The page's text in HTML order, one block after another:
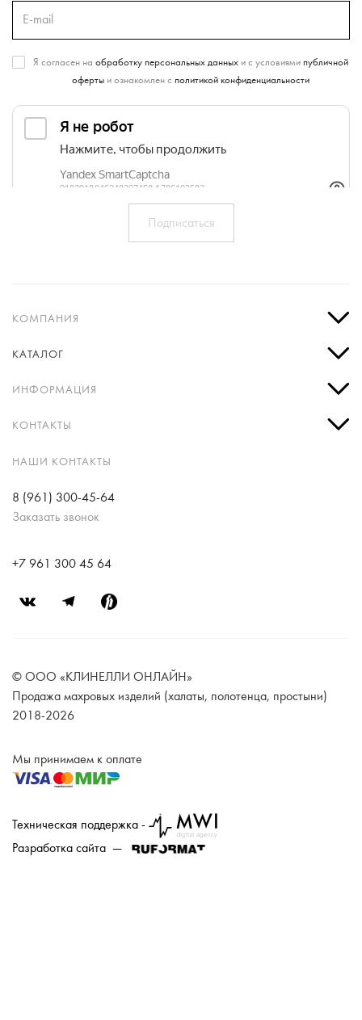
Я согласен на обработку персональных данныхи с условиями публичной
офертыи ознакомлен с политикой конфиденциальности
КОМПАНИЯ
КАТАЛОГ
ИНФОРМАЦИЯ
КОНТАКТЫ
НАШИ КОНТАКТЫ
8 (961) 300-45-64
Заказать звонок
+7 961 300 45 64
© ООО «КЛИНЕЛЛИ ОНЛАЙН»
Продажа махровых изделий (халаты, полотенца, простыни)
2018-2026
Мы принимаем к оплате
Техническая поддержка -
Разработка сайта —